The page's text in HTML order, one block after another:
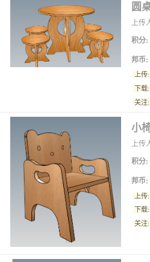
圆
上传
积分:
邦币:
上
下载
关注
小
上传
积分:
邦币:
上
下载
关注